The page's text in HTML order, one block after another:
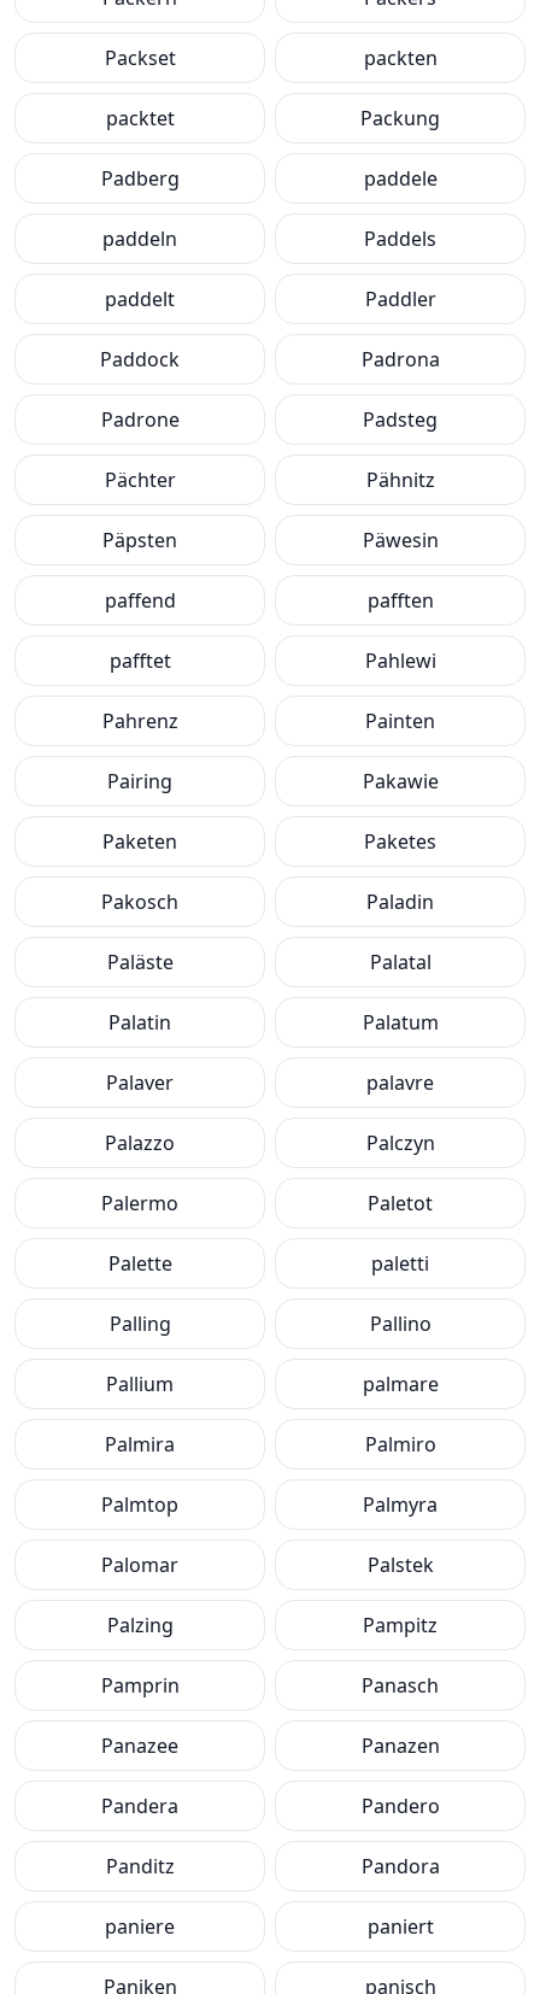
Packset packten
packtet Packung
Padberg paddele
paddeln Paddels
paddelt Paddler
Paddock Padrona
Padrone Padsteg
Pächter Pähnitz
Päpsten Päwesin
paffend pafften
pafftet Pahlewi
Pahrenz Painten
Pairing Pakawie
Paketen Paketes
Pakosch Paladin
Paläste Palatal
Palatin Palatum
Palaver palavre
Palazzo Palczyn
Palermo Paletot
Palette paletti
Palling Pallino
Pallium palmare
Palmira Palmiro
Palmtop Palmyra
Palomar Palstek
Palzing Pampitz
Pamprin Panasch
Panazee Panazen
Pandera Pandero
Panditz Pandora
paniere paniert
Paniken panisch